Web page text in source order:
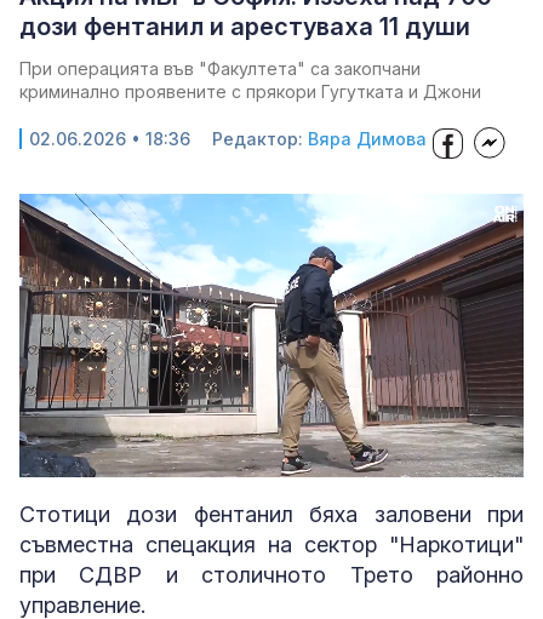
дози фентанил и арестуваха 11 души
При операцията във "Факултета" са закопчани
криминално проявените с прякори Гугутката и Джони
02.06.2026 • 18:36 Редактор: Вяра Димова
Unmute Loaded:
100.00%
Стотици дози фентанил бяха заловени при
съвместна спецакция на сектор "Наркотици"
при СДВР и столичното Трето районно
управление.